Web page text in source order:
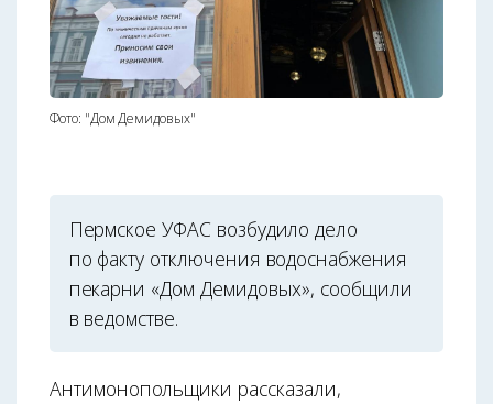
Фото: "Дом Демидовых"
Пермское УФАС возбудило дело
по факту отключения водоснабжения
пекарни «Дом Демидовых», сообщили
в ведомстве.
Антимонопольщики рассказали,